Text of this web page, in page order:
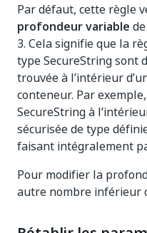
Par défaut, cette règle
profondeur variable
3. Cela signifie que la
type SecureString sont
trouvée à l’intérieur
conteneur. Par
SecureString à
sécurisée de type
faisant intégralement
Pour modifier la
autre nombre inférieur